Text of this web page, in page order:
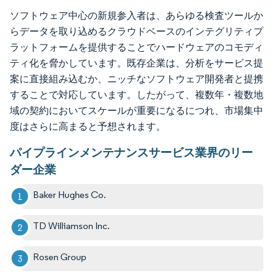
ソフトウェア中心の新規参入者は、あらゆる検査ツールか
らデータを取り込めるクラウドベースのインテグリティプ
ラットフォームを提供することでハードウェアのコモディ
ティ化を脅かしています。既存企業は、分析をサービス提
案に直接組み込むか、ニッチなソフトウェア開発者と提携
することで対応しています。したがって、複数年・複数地
域の契約においてスケールが重要になるにつれ、市場集中
度はさらに高まると予想されます。
パイプラインメンテナンスサービス業界のリー
ダー企業
Baker Hughes Co.
TD Williamson Inc.
Rosen Group